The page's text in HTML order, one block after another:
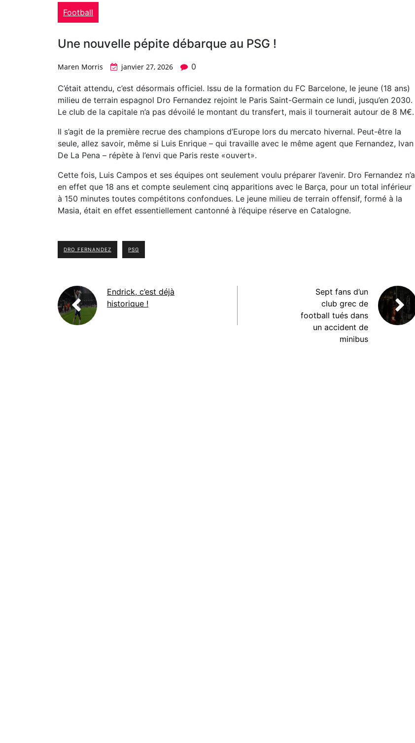
Football
Une nouvelle pépite débarque au PSG !
Maren Morris janvier 27, 2026 0
C’était attendu, c’est désormais officiel. Issu de la formation du FC Barcelone, le jeune (18 ans)
milieu de terrain espagnol Dro Fernandez rejoint le Paris Saint-Germain ce lundi, jusqu’en 2030.
Le club de la capitale n’a pas dévoilé le montant du transfert, mais il tournerait autour de 8 M€.
Il s’agit de la première recrue des champions d’Europe lors du mercato hivernal. Peut-être la
seule, allez savoir, même si Luis Enrique – qui travaille avec le même agent que Fernandez, Ivan
De La Pena – répète à l’envi que Paris reste «ouvert».
Cette fois, Luis Campos et ses équipes ont seulement voulu préparer l’avenir. Dro Fernandez n’a
en effet que 18 ans et compte seulement cinq apparitions avec le Barça, pour un total inférieur
à 150 minutes toutes compétitons confondues. Le jeune milieu de terrain offensif, formé à la
Masia, était en effet essentiellement cantonné à l’équipe réserve en Catalogne.
DRO FERNANDEZ PSG
Endrick, c’est déjà
historique !
Sept fans d’un
club grec de
football tués dans
un accident de
minibus